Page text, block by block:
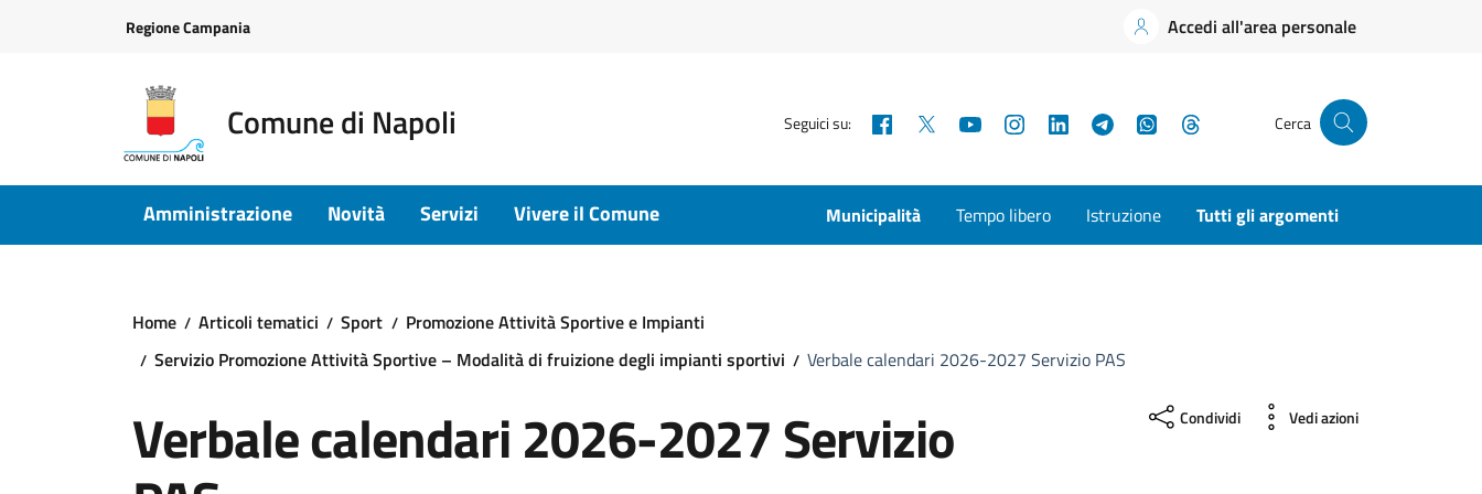
Regione Campania Accedi all'area personale
Comune di Napoli Seguici su: Facebook YouTubeInstagramLinkedInTelegramWhatsApp Cerca
Amministrazione Novità Servizi Vivere il Comune Municipalità Tempo libero Istruzione Tutti gli argomenti
Home Articoli tematici Sport
Promozione Attività Sportive e Impianti
Servizio Promozione Attività Sportive – Modalità di fruizione degli impianti sportivi
Verbale calendari 2026-2027 Servizio PAS
Verbale calendari 2026-2027 Servizio Condividi Vedi azioni